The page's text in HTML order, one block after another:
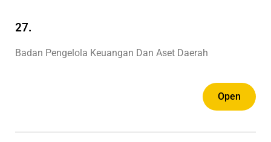
27.
Badan Pengelola Keuangan Dan Aset Daerah
Open